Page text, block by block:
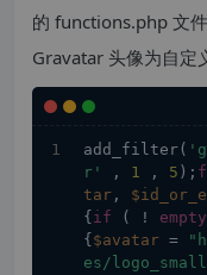
的 functions.php 文
Gravatar 头像为自定
add_filter(
r'
, 1 , 5 );
tar ,
{ if ( ! empty
{ $avatar =
es/